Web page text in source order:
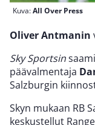
Kuva:All Over Press
Oliver Antmanin
Sky Sportsin
päävalmentaja
Salzburgin
Skyn mukaan RB
keskustellut